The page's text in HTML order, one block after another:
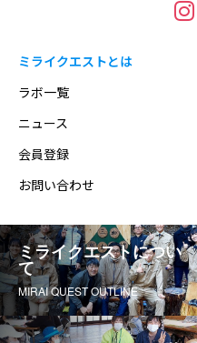
ミライクエストとは
ラボ一覧
ニュース
会員登録
お問い合わせ
ミライクエストについ
て
MIRAI QUEST OUTLINE